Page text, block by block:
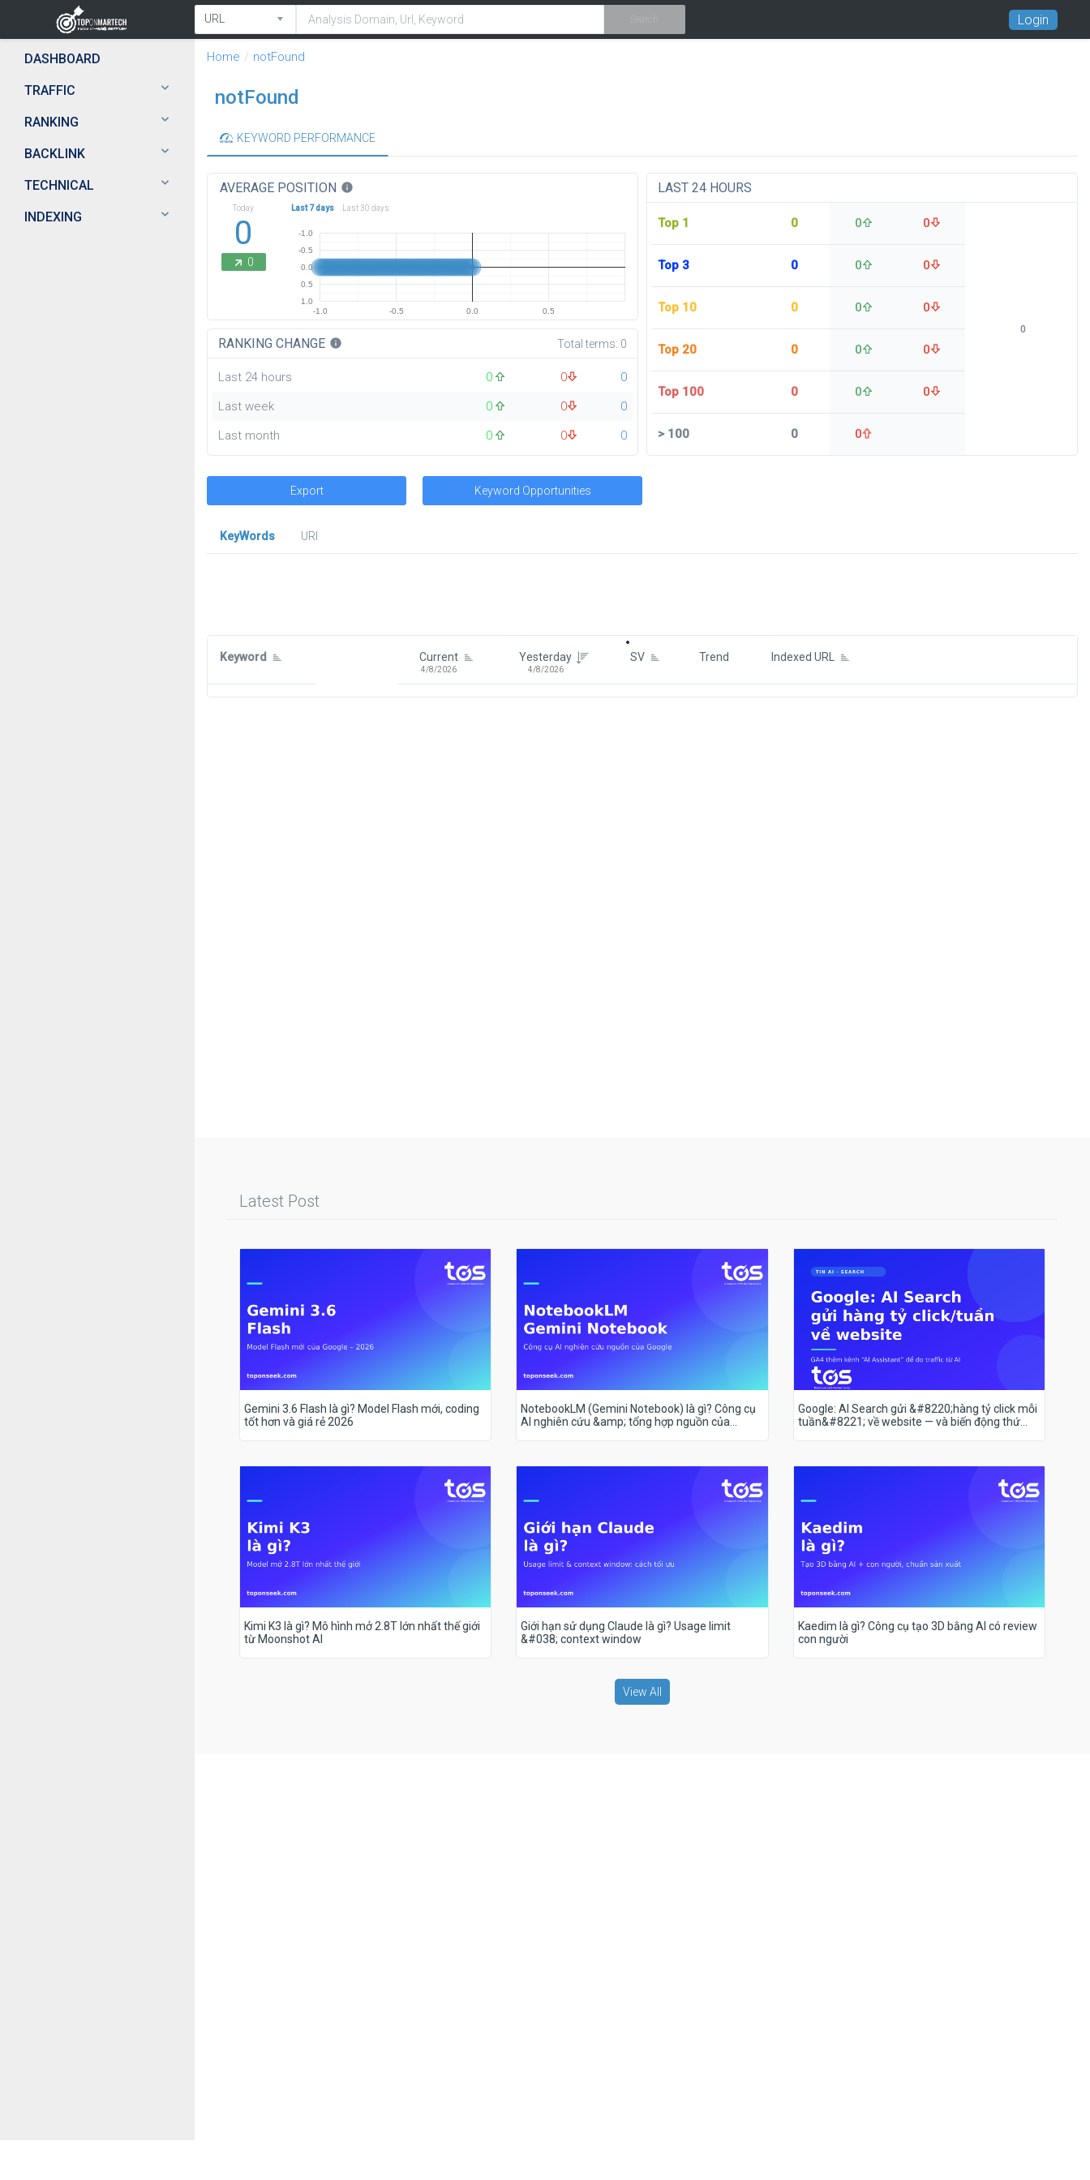
Login
DASHBOARD
TRAFFIC
RANKING
BACKLINK
TECHNICAL
INDEXING
Home notFound
notFound
KEYWORD PERFORMANCE
AVERAGE POSITION info
Today
0
0
Last 7 days Last 30 days
-1.0 -0.5 0.0 0.5
-1.0
-0.5
0.0
0.5
1.0
RANKING CHANGE info Total terms: 0
Last 24 hours 0 0
0
Last week
0 0
0
Last month
0 0 0
LAST 24 HOURS
Top 1 0 0 0
Top 3 0 0 0
Top 10 0 0 0
Top 20 0 0 0
Top 100 0 0 0
>100 0 0
0
Export Keyword Opportunities
KeyWords
URl
Keyword Current
4/8/2026
Yesterday
4/8/2026
SV Trend Indexed URL
Latest Post
Gemini 3.6 Flash là gì? Model Flash mới, coding
tốt hơn và giá rẻ 2026
NotebookLM (Gemini Notebook) là gì? Công cụ
AI nghiên cứu &amp; tổng hợp nguồn của
Google: AI Search gửi &#8220;hàng tỷ click mỗi
tuần&#8221; về website — và biến động thứ
Kimi K3 là gì? Mô hình mở 2.8T lớn nhất thế giới
từ Moonshot AI
Giới hạn sử dụng Claude là gì? Usage limit
&#038; context window
Kaedim là gì? Công cụ tạo 3D bằng AI có review
con người
View All